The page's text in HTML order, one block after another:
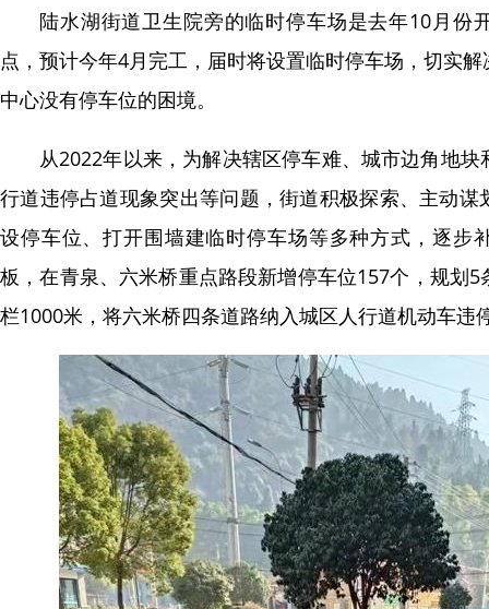
陆水湖街道卫生院旁的临时停车场是去年10月份
点，预计今年4月完工，届时将设置临时停车场，切实
中心没有停车位的困境。
从2022年以来，为解决辖区停车难、城市边角地
行道违停占道现象突出等问题，街道积极探索、主动谋
设停车位、打开围墙建临时停车场等多种方式，逐步
板，在青泉、六米桥重点路段新增停车位157个，规划
栏1000米，将六米桥四条道路纳入城区人行道机动车违